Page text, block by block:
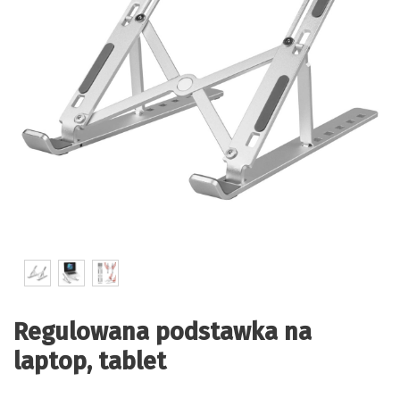
Regulowana podstawka na
laptop, tablet